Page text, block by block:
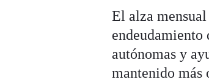
El alza
endeudamiento
autónomas y
mantenido más